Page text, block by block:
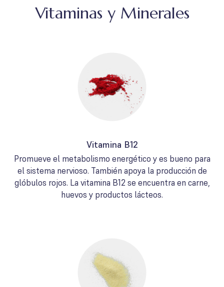
Vitaminas y Minerales
Vitamina B12
Promueve el metabolismo energético y es bueno para
el sistema nervioso. También apoya la producción de
glóbulos rojos. La vitamina B12 se encuentra en carne,
huevos y productos lácteos.